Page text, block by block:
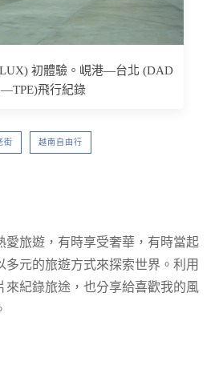
初體驗。峴港—台北 (DAD
—TPE)飛行紀錄
街 越南自由行
愛旅遊，有時享受奢華，有時當起
多元的旅遊方式來探索世界。利用
來紀錄旅途，也分享給喜歡我的風